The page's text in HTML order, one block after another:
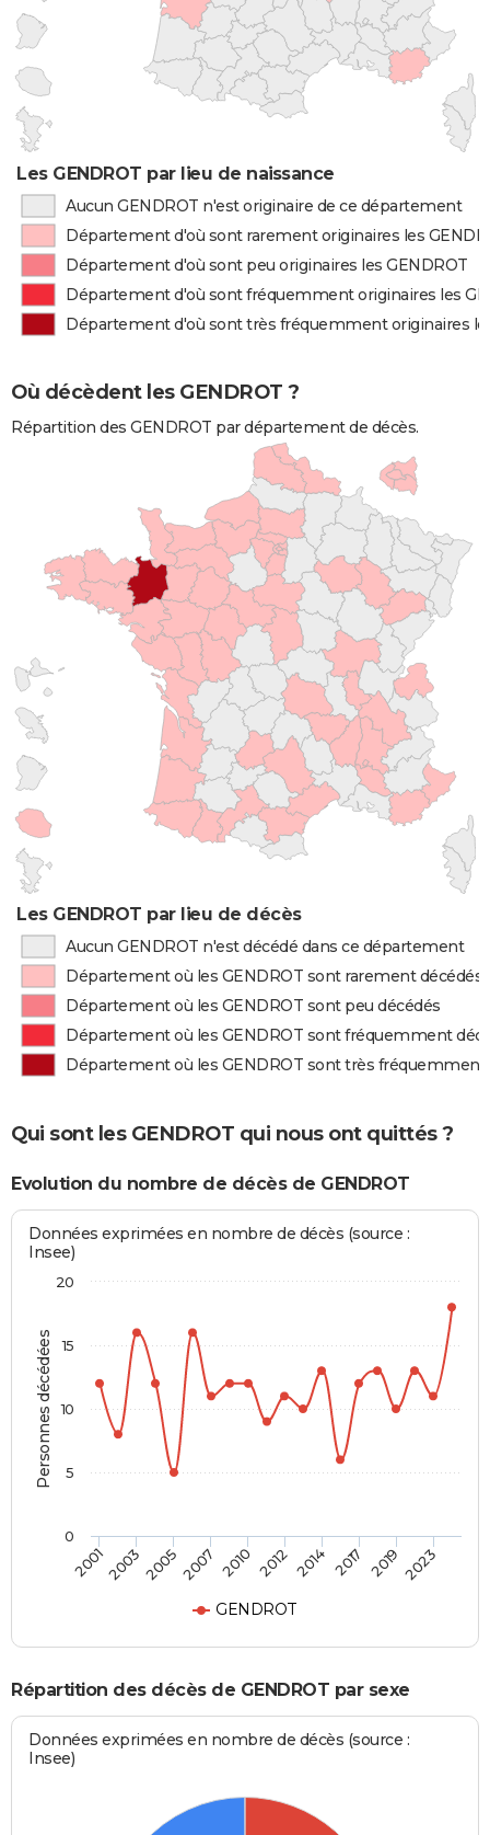
Les GENDROT par lieu de naissance
Aucun GENDROT n'est originaire de ce département
Département d'où sont rarement originaires les
Département d'où sont peu originaires les GENDROT
Département d'où sont fréquemment originaires les
Département d'où sont très fréquemment originaires
Où décèdent les GENDROT ?
Répartition des GENDROT par département de décès.
Les GENDROT par lieu de décès
Aucun GENDROT n'est décédé dans ce département
Département où les GENDROT sont rarement décédés
Département où les GENDROT sont peu décédés
Département où les GENDROT sont fréquemment
Département où les GENDROT sont très fréquemment
Qui sont les GENDROT qui nous ont quittés ?
Evolution du nombre de décès de GENDROT
Personnes décédées
Données exprimées en nombre de décès (source :
Insee)
GENDROT
2001200320052007 2010 2012 2014 2017 2019 2023
0
5
10
15
20
Répartition des décès de GENDROT par sexe
Données exprimées en nombre de décès (source :
Insee)